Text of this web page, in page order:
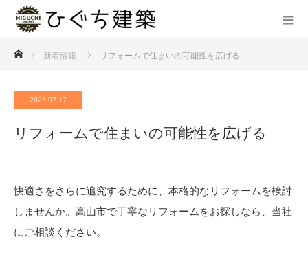
ホーム新着情報 リフォームで住まいの可能性を広げる
2023.07.17
リフォームで住まいの可能性を広げる
快適さをさらに追究するために、本格的なリフォームを検討
しませんか。高山市で丁寧なリフォームをお探しなら、当社
にご相談ください。